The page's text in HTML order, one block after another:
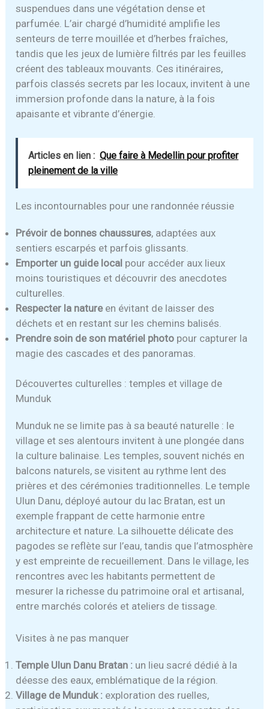
suspendues dans une végétation dense et
parfumée. L’air chargé d’humidité amplifie les
senteurs de terre mouillée et d’herbes fraîches,
tandis que les jeux de lumière filtrés par les feuilles
créent des tableaux mouvants. Ces itinéraires,
parfois classés secrets par les locaux, invitent à une
immersion profonde dans la nature, à la fois
apaisante et vibrante d’énergie.
Articles en lien : Que faire à Medellin pour profiter
pleinement de la ville
Les incontournables pour une randonnée réussie
Prévoir de bonnes chaussures, adaptées aux
sentiers escarpés et parfois glissants.
Emporter un guide local pour accéder aux lieux
moins touristiques et découvrir des anecdotes
culturelles.
Respecter la natureen évitant de laisser des
déchets et en restant sur les chemins balisés.
Prendre soin de son matériel photo pour capturer la
magie des cascades et des panoramas.
Découvertes culturelles : temples et village de
Munduk
Munduk ne se limite pas à sa beauté naturelle : le
village et ses alentours invitent à une plongée dans
la culture balinaise. Les temples, souvent nichés en
balcons naturels, se visitent au rythme lent des
prières et des cérémonies traditionnelles. Le temple
Ulun Danu, déployé autour du lac Bratan, est un
exemple frappant de cette harmonie entre
architecture et nature. La silhouette délicate des
pagodes se reflète sur l’eau, tandis que l’atmosphère
y est empreinte de recueillement. Dans le village, les
rencontres avec les habitants permettent de
mesurer la richesse du patrimoine oral et artisanal,
entre marchés colorés et ateliers de tissage.
Visites à ne pas manquer
Temple Ulun Danu Bratan : un lieu sacré dédié à la
déesse des eaux, emblématique de la région.
Village de Munduk : exploration des ruelles,